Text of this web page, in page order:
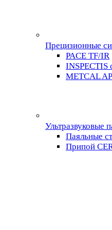
Прецизионные
PACE TF/IR
INSPECTIS
METCAL
Ультразвуковые
Паяльные
Припой